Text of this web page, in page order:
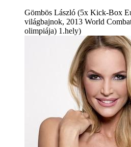
Gömbös László (5x Kick-Box
világbajnok, 2013 World
olimpiája) 1.hely)